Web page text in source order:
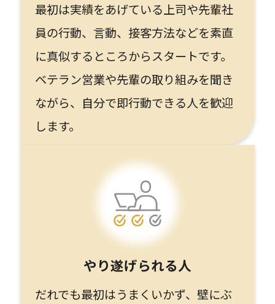
最初は実績をあげている上司や先輩社
員の行動、言動、接客方法などを素直
に真似するところからスタートです。
ベテラン営業や先輩の取り組みを聞き
ながら、自分で即行動できる人を歓迎
します。
やり遂げられる人
だれでも最初はうまくいかず、壁にぶ